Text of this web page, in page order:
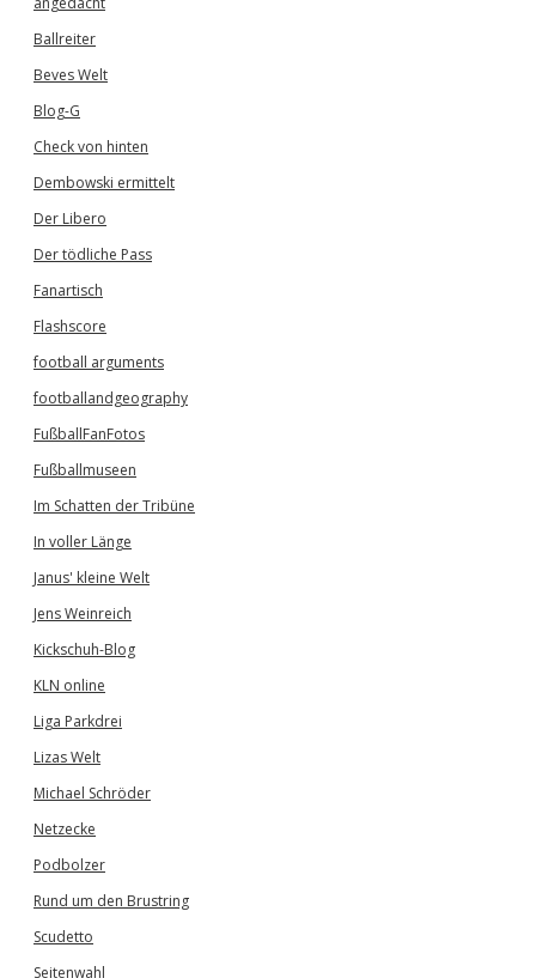
Ballreiter
Beves Welt
Blog-G
Check von hinten
Dembowski ermittelt
Der Libero
Der tödliche Pass
Fanartisch
Flashscore
football arguments
footballandgeography
FußballFanFotos
Fußballmuseen
Im Schatten der Tribüne
In voller Länge
Janus' kleine Welt
Jens Weinreich
Kickschuh-Blog
KLN online
Liga Parkdrei
Lizas Welt
Michael Schröder
Netzecke
Podbolzer
Rund um den Brustring
Scudetto
Seitenwahl